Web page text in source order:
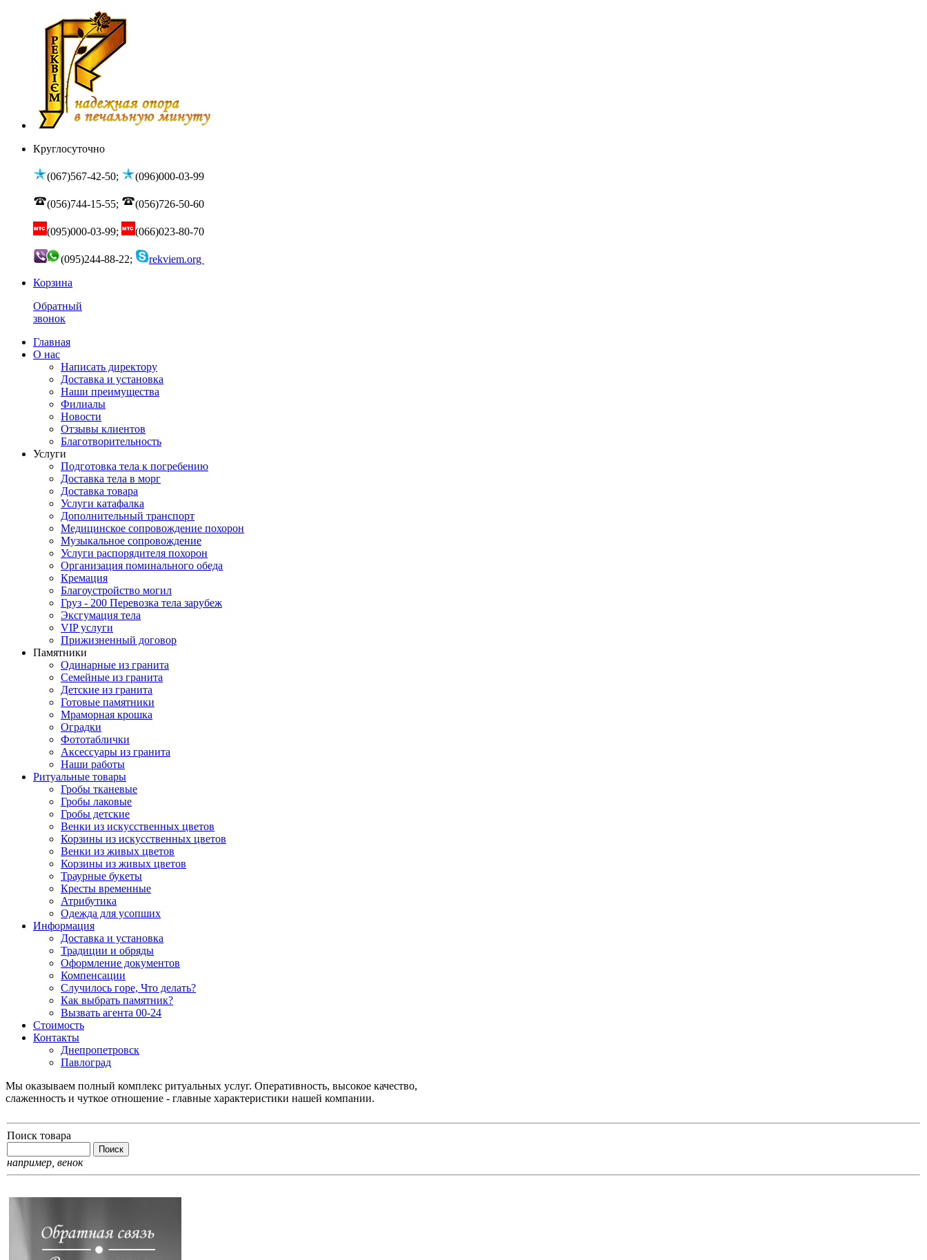
Круглосуточно
(067)567-42-50; (096)000-03-99
(056)744-15-55; (056)726-50-60
(095)000-03-99; (066)023-80-70
(095)244-88-22;
rekviem.org
Корзина
Обратный
звонок
Главная
О нас
Написать директору
Доставка и установка
Наши преимущества
Филиалы
Новости
Отзывы клиентов
Благотворительность
Услуги
Подготовка тела к погребению
Доставка тела в морг
Доставка товара
Услуги катафалка
Дополнительный транспорт
Медицинское сопровождение похорон
Музыкальное сопровождение
Услуги распорядителя похорон
Организация поминального обеда
Кремация
Благоустройство могил
Груз - 200 Перевозка тела зарубеж
Эксгумация тела
VIP услуги
Прижизненный договор
Памятники
Одинарные из гранита
Семейные из гранита
Детские из гранита
Готовые памятники
Мраморная крошка
Оградки
Фототаблички
Аксессуары из гранита
Наши работы
Ритуальные товары
Гробы тканевые
Гробы лаковые
Гробы детские
Венки из искусственных цветов
Корзины из искусственных цветов
Венки из живых цветов
Корзины из живых цветов
Траурные букеты
Кресты временные
Атрибутика
Одежда для усопших
Информация
Доставка и установка
Традиции и обряды
Оформление документов
Компенсации
Случилось горе, Что делать?
Как выбрать памятник?
Вызвать агента 00-24
Стоимость
Контакты
Днепропетровск
Павлоград
Мы оказываем полный комплекс ритуальных услуг. Оперативность, высокое качество,
слаженность и чуткое отношение - главные характеристики нашей компании.
Поиск товара
например, венок